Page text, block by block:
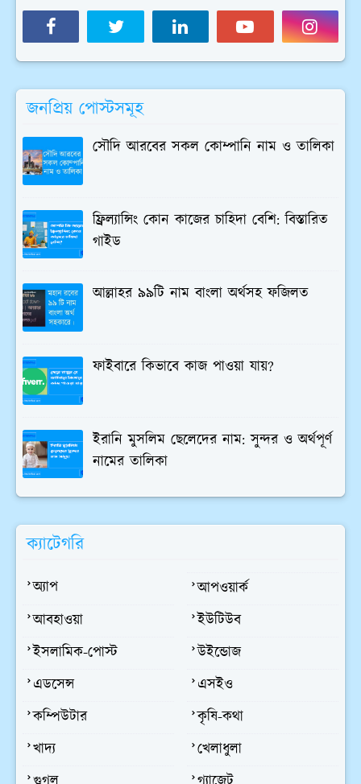
জনপ্রিয় পোস্টসমূহ
সৌদি আরবের সকল কোম্পানি নাম ও তালিকা
ফ্রিল্যান্সিং কোন কাজের চাহিদা বেশি: বিস্তারিত
গাইড
আল্লাহর ৯৯টি নাম বাংলা অর্থসহ ফজিলত
ফাইবারে কিভাবে কাজ পাওয়া যায়?
ইরানি মুসলিম ছেলেদের নাম: সুন্দর ও অর্থপূর্ণ
নামের তালিকা
ক্যাটেগরি
অ্যাপ
আপওয়ার্ক
আবহাওয়া
ইউটিউব
ইসলামিক-পোস্ট
উইন্ডোজ
এডসেন্স
এসইও
কম্পিউটার
কৃষি-কথা
খাদ্য
খেলাধুলা